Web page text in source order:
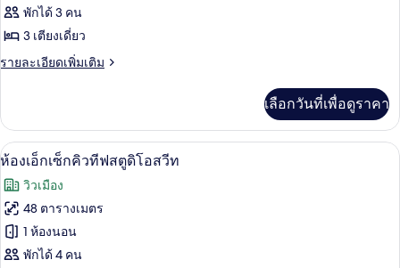
ห้อง
ทริปเปิล,
วิว
พักได้ 3 คน
3 เตียงเดี่ยว
รายละเอียดเพิ่มเติม
ราย
เกี่ยว
กับ
ห้อง
วิว
เมือง
เลือกวันที่เพื่อดูราคา
เปิด
ภาพถ่าย
ทั้งหมด
ของ
ห้อง
ห้องเอ็กเซ็กคิวทีฟสตูดิโอสวีท | วิวระเบี
9
ห้องเอ็กเซ็กคิวทีฟสตูดิโอสวีท
วิวเมือง
48 ตารางเมตร
1 ห้องนอน
พักได้ 4 คน